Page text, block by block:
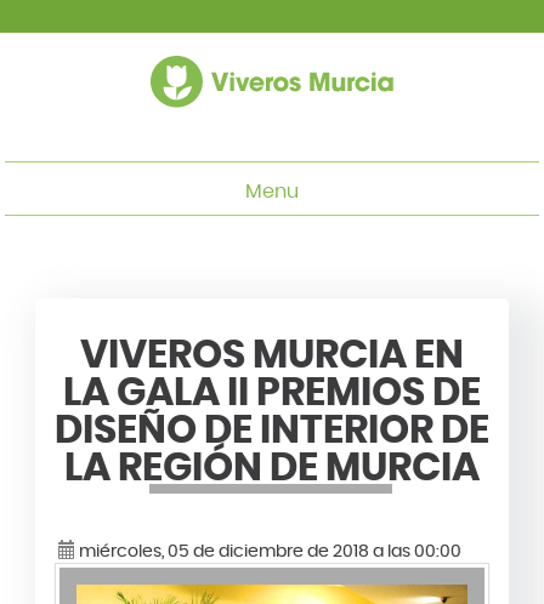
Menu
VIVEROS MURCIA EN
LA GALA II PREMIOS DE
DISEÑO DE INTERIOR DE
LA REGIÓN DE MURCIA
miércoles, 05 de diciembre de 2018 a las 00:00